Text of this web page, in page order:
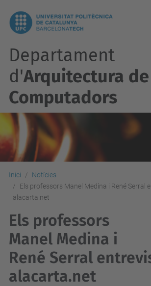
Departament
d'Arquitectura de
Computadors
Inici
Notícies
Els professors Manel Medina i René Serral
alacarta.net
Els professors
Manel Medina i
René Serral
alacarta.net